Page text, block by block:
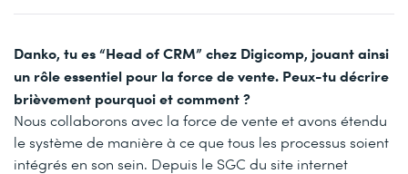
Danko, tu es “Head of CRM” chez Digicomp, jouant ainsi
un rôle essentiel pour la force de vente. Peux-tu décrire
brièvement pourquoi et comment ?
Nous collaborons avec la force de vente et avons étendu
le système de manière à ce que tous les processus soient
intégrés en son sein. Depuis le SGC du site internet